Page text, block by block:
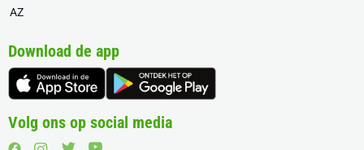
AZ
Download de app
Volg ons op social media